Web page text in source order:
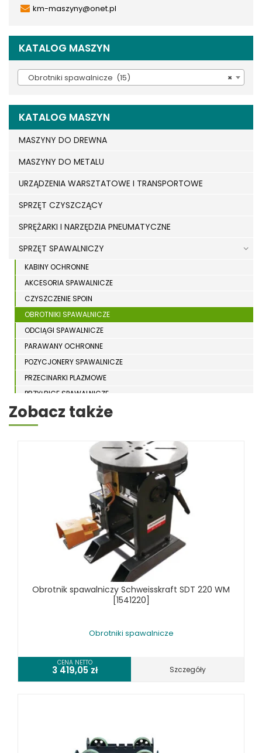
km-maszyny@onet.pl
KATALOG MASZYN
×
Obrotniki spawalnicze (15)
KATALOG MASZYN
MASZYNY DO DREWNA
MASZYNY DO METALU
URZĄDZENIA WARSZTATOWE I TRANSPORTOWE
SPRZĘT CZYSZCZĄCY
SPRĘŻARKI I NARZĘDZIA PNEUMATYCZNE
SPRZĘT SPAWALNICZY
KABINY OCHRONNE
AKCESORIA SPAWALNICZE
CZYSZCZENIE SPOIN
OBROTNIKI SPAWALNICZE
ODCIĄGI SPAWALNICZE
PARAWANY OCHRONNE
POZYCJONERY SPAWALNICZE
PRZECINARKI PLAZMOWE
PRZYŁBICE SPAWALNICZE
SPAWARKI
STOŁY SPAWALNICZE
SZLIFIERKI DO ELEKTROD
UCHWYTY DO OBROTNIKÓW
WYPOSAŻENIE DODATKOWE SCHWEISSKRAFT
KOSZT DOSTAWY
Zobacz także
Obrotnik spawalniczy Schweisskraft SDT 220 WM
[1541220]
Obrotniki spawalnicze
CENA NETTO
3 419,05 zł Szczegóły